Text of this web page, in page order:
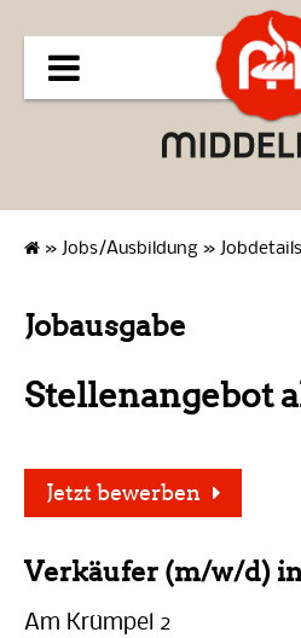
» Jobs/Ausbildung » Jobdetails
Jobausgabe
Stellenangebot
Jetzt bewerben
Verkäufer (m/w/d)
Am Krümpel 2